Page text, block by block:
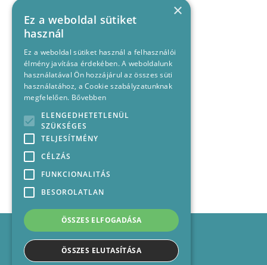
Impresszum
Médiajánlat
Felhasználási feltételek
×
Ez a weboldal sütiket
használ
Ez a weboldal sütiket használ a felhasználói
élmény javítása érdekében. A weboldalunk
használatával Ön hozzájárul az összes süti
használatához, a Cookie szabályzatunknak
megfelelően. Bővebben
ELENGEDHETETLENÜL
SZÜKSÉGES
TELJESÍTMÉNY
CÉLZÁS
FUNKCIONALITÁS
BESOROLATLAN
ÖSSZES ELFOGADÁSA
ÖSSZES ELUTASÍTÁSA